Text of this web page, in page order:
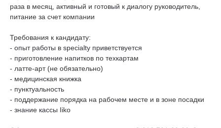
раза в месяц, активный и готовый к диалогу руководитель,
питание за счет компании
Требования к кандидату:
- опыт работы в specialty приветствуется
- приготовление напитков по техкартам
- латте-арт (не обязательно)
- медицинская книжка
- пунктуальность
- поддержание порядка на рабочем месте и в зоне посадки
- знание кассы Iiko